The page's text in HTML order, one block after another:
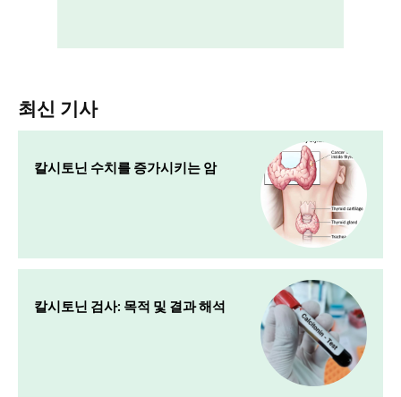
최신 기사
칼시토닌 수치를 증가시키는 암
칼시토닌 검사: 목적 및 결과 해석